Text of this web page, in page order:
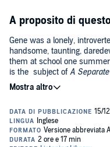
A proposito di
Gene was a lonely,
handsome, taunting,
them at school one
is the subject of A
years--one of the most
the dark forces that brood
Audio Publishing, Bantam
Division of Random House